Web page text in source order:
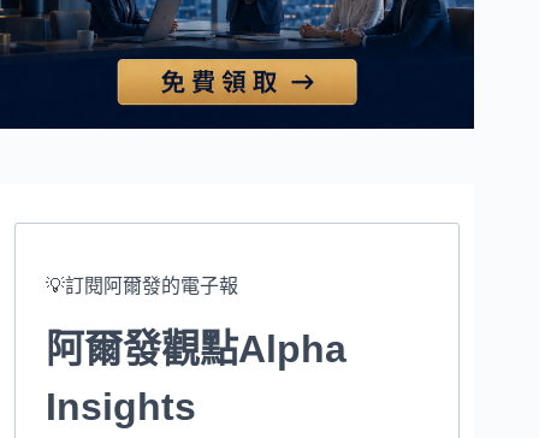
💡訂閱阿爾發的電子報
阿爾發觀點Alpha
Insights